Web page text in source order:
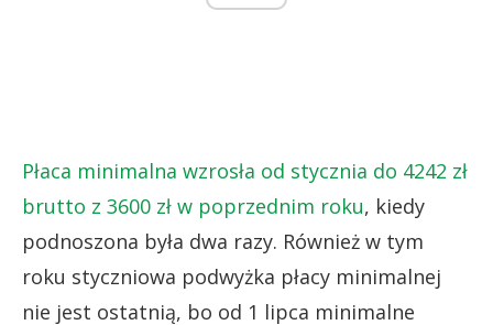
Płaca minimalna wzrosła od stycznia do 4242 zł
brutto z 3600 zł w poprzednim roku, kiedy
podnoszona była dwa razy. Również w tym
roku styczniowa podwyżka płacy minimalnej
nie jest ostatnią, bo od 1 lipca minimalne